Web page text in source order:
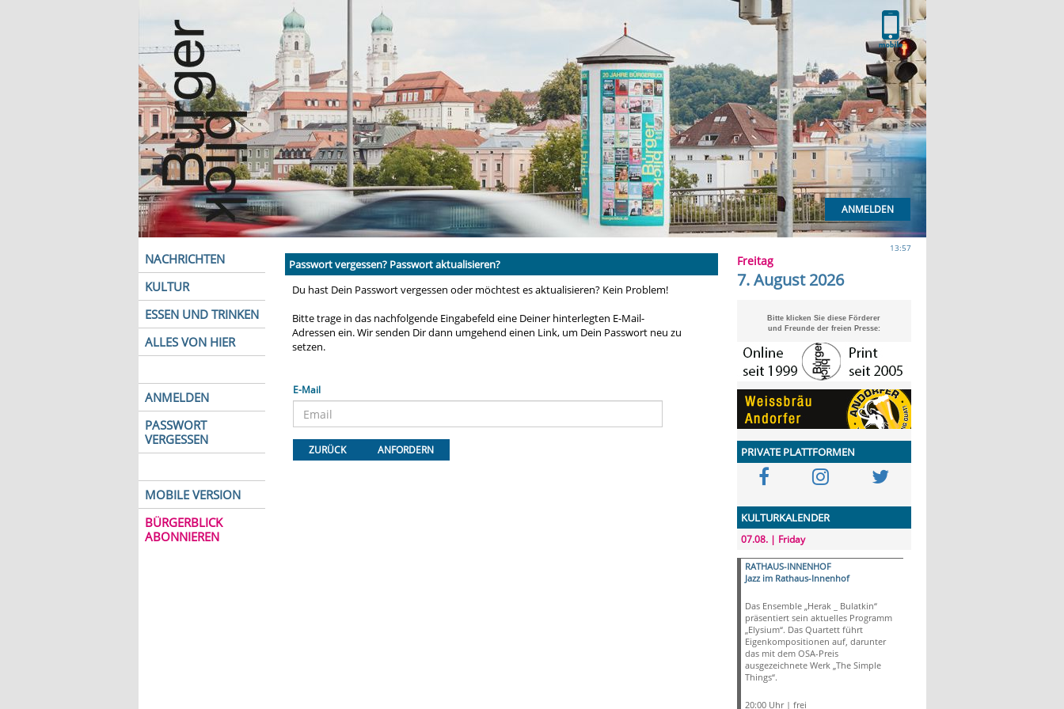
ANMELDEN
NACHRICHTEN
KULTUR
ESSEN UND TRINKEN
ALLES VON HIER
ANMELDEN
PASSWORT
VERGESSEN
MOBILE VERSION
BÜRGERBLICK
ABONNIEREN
Passwort vergessen? Passwort aktualisieren?
Du hast Dein Passwort vergessen oder möchtest es aktualisieren? Kein Problem!
Bitte trage in das nachfolgende Eingabefeld eine Deiner hinterlegten E-Mail-
Adressen ein. Wir senden Dir dann umgehend einen Link, um Dein Passwort neu zu
setzen.
E-Mail
ZURÜCK ANFORDERN
13:57
Freitag
7. August 2026
Bitte klicken Sie diese Förderer
und Freunde der freien Presse:
PRIVATE PLATTFORMEN
KULTURKALENDER
07.08. | Friday
RATHAUS-INNENHOF
Jazz im Rathaus-Innenhof
Das Ensemble „Herak _ Bulatkin“
präsentiert sein aktuelles Programm
„Elysium“. Das Quartett führt
Eigenkompositionen auf, darunter
das mit dem OSA-Preis
ausgezeichnete Werk „The Simple
Things“.
20:00 Uhr | frei